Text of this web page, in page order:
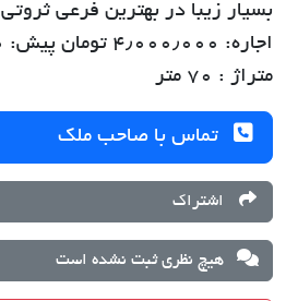
بسیار زیبا در بهترین فرعی ثروتی
متراژ : ۷۰ متر
تماس با صاحب ملک
اشتراک
هیچ نظری ثبت نشده است